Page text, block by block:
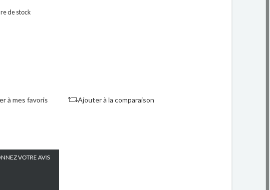
de stock
à mes favoris Ajouter à la comparaison
VOTRE AVIS